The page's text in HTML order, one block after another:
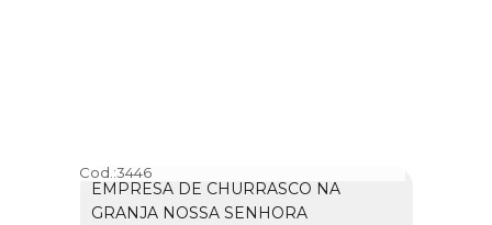
Cod.:3446
EMPRESA DE CHURRASCO NA
GRANJA NOSSA SENHORA